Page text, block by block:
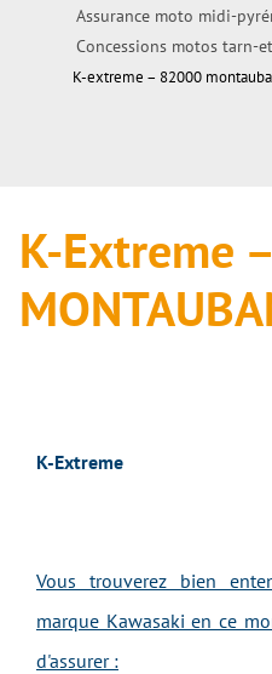
Assurance moto midi-
Concessions motos tarn-
K-extreme – 82000
K-Extreme
K-Extreme
Vous trouverez bien
marque Kawasaki en ce
d'assurer :